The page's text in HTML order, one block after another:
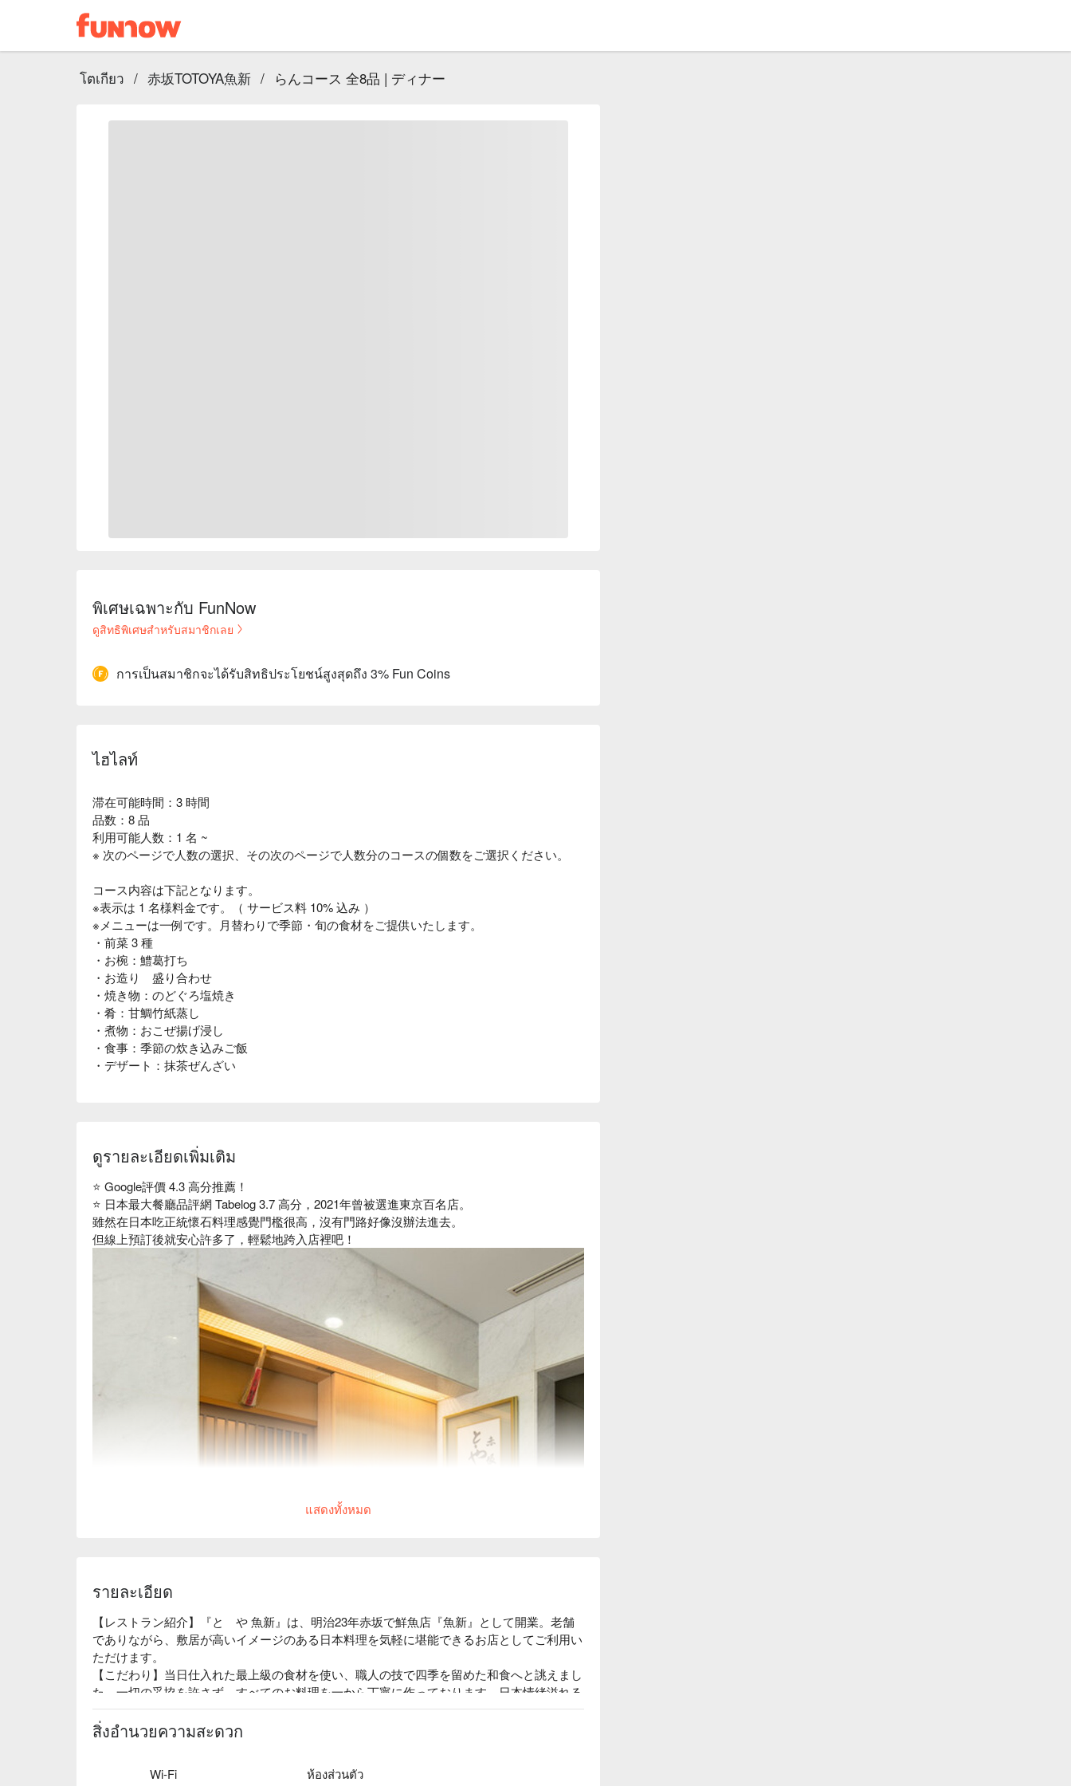
โตเกียว / 赤坂TOTOYA魚新 / らんコース 全8品 | ディナー
พิเศษเฉพาะกับ FunNow
ดูสิทธิพิเศษสำหรับสมาชิกเลย
การเป็นสมาชิกจะได้รับสิทธิประโยชน์สูงสุดถึง 3% Fun Coins
ไฮไลท์
滞在可能時間：3 時間
品数：8 品
利用可能人数：1 名 ~
※ 次のページで人数の選択、その次のページで人数分のコースの個数をご選択ください。
コース内容は下記となります。
※表示は 1 名様料金です。（ サービス料 10% 込み ）
※メニューは一例です。月替わりで季節・旬の食材をご提供いたします。
・前菜 3 種
・お椀：鱧葛打ち
・お造り 盛り合わせ
・焼き物：のどぐろ塩焼き
・肴：甘鯛竹紙蒸し
・煮物：おこぜ揚げ浸し
・食事：季節の炊き込みご飯
・デザート：抹茶ぜんざい
ดูรายละเอียดเพิ่มเติม
⭐️ Google評價 4.3 高分推薦！
⭐️ 日本最大餐廳品評網 Tabelog 3.7 高分，2021年曾被選進東京百名店。
雖然在日本吃正統懷石料理感覺門檻很高，沒有門路好像沒辦法進去。
但線上預訂後就安心許多了，輕鬆地跨入店裡吧！
แสดงทั้งหมด
รายละเอียด
【レストラン紹介】『とゝや 魚新』は、明治23年赤坂で鮮魚店『魚新』として開業。老舗
でありながら、敷居が高いイメージのある日本料理を気軽に堪能できるお店としてご利用い
ただけます。
【こだわり】当日仕入れた最上級の食材を使い、職人の技で四季を留めた和食へと誂えまし
た。一切の妥協を許さず、すべてのお料理を一から丁寧に作っております。日本情緒溢れる
空間で、和の真髄を感じるお料理をお愉しみください。職人手作りの瓶詰めセットもお持ち
帰りやお手土産に大変ご好評いただいています。
สิ่งอำนวยความสะดวก
Wi-Fi ห้องส่วนตัว